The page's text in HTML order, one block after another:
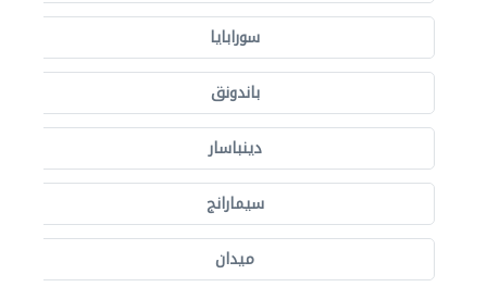
سورابايا
باندونق
دينباسار
سيمارانج
ميدان